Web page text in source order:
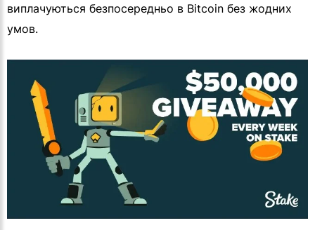
виплачуються безпосередньо в Bitcoin без жодних
умов.